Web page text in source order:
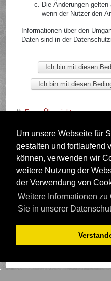
Um unsere Webseite für
gestalten und fortlaufend
können, verwenden wir
weitere Nutzung der
der Verwendung von
Weitere Informationen zu
Sie in unserer
Die Änderungen
wenn der Nutzer den
Informationen über den
Daten sind in der
Foren-Übersicht
Deutsche
Wer ist online?
Insgesamt sind647Besucher
645 Gäste (basierend auf den
gleichzeitig online waren.